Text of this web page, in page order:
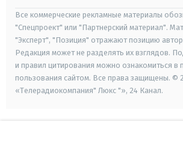
Все коммерческие рекламные материалы
"Спецпроект" или "Партнерский материал".
"Эксперт", "Позиция" отражают позицию
Редакция может не разделять их взглядов.
и правил цитирования можно ознакомиться в
пользования сайтом. Все права защищены. ©
«Телерадиокомпания" Люкс "», 24 Канал.